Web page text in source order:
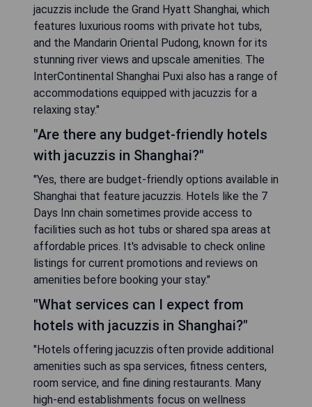
jacuzzis include the Grand Hyatt Shanghai, which
features luxurious rooms with private hot tubs,
and the Mandarin Oriental Pudong, known for its
stunning river views and upscale amenities. The
InterContinental Shanghai Puxi also has a range of
accommodations equipped with jacuzzis for a
relaxing stay."
"Are there any budget-friendly hotels
with jacuzzis in Shanghai?"
"Yes, there are budget-friendly options available in
Shanghai that feature jacuzzis. Hotels like the 7
Days Inn chain sometimes provide access to
facilities such as hot tubs or shared spa areas at
affordable prices. It's advisable to check online
listings for current promotions and reviews on
amenities before booking your stay."
"What services can I expect from
hotels with jacuzzis in Shanghai?"
"Hotels offering jacuzzis often provide additional
amenities such as spa services, fitness centers,
room service, and fine dining restaurants. Many
high-end establishments focus on wellness